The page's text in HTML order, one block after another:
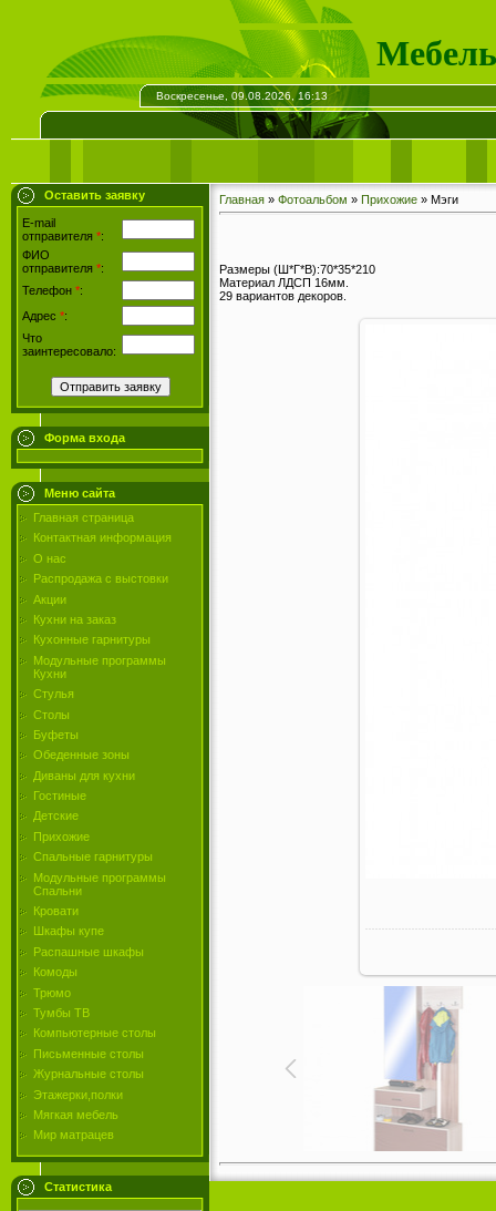
Воскресенье, 09.08.2026, 16:13
Оставить заявку
E-mail
отправителя *:
ФИО
отправителя *:
Телефон *:
Адрес *:
Что
заинтересовало:
Форма входа
Меню сайта
Главная страница
Контактная информация
О нас
Распродажа с выстовки
Акции
Кухни на заказ
Кухонные гарнитуры
Модульные программы
Кухни
Стулья
Столы
Буфеты
Обеденные зоны
Диваны для кухни
Гостиные
Детские
Прихожие
Спальные гарнитуры
Модульные программы
Спальни
Кровати
Шкафы купе
Распашные шкафы
Комоды
Трюмо
Тумбы ТВ
Компьютерные столы
Письменные столы
Журнальные столы
Этажерки,полки
Мягкая мебель
Мир матрацев
Статистика
Главная » Фотоальбом » Прихожие » Мэги
Размеры (Ш*Г*В):70*35*210
Материал ЛДСП 16мм.
29 вариантов декоров.